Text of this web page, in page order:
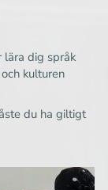
lära dig språk
kulturen
du ha giltigt